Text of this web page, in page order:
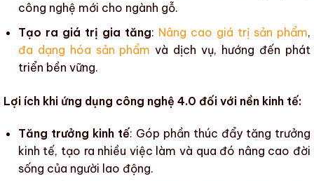
công nghệ mới cho ngành gỗ.
Tạo ra giá trị gia tăng: Nâng cao giá trị sản phẩm,
đa dạng hóa sản phẩm và dịch vụ, hướng đến phát
triển bền vững.
Lợi ích khi ứng dụng công nghệ 4.0 đối với nền kinh tế:
Tăng trưởng kinh tế: Góp phần thúc đẩy tăng trưởng
kinh tế, tạo ra nhiều việc làm và qua đó nâng cao đời
sống của người lao động.